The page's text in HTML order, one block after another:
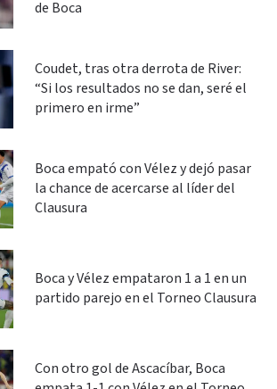
de Boca
Coudet, tras otra derrota de River:
“Si los resultados no se dan, seré el
primero en irme”
Boca empató con Vélez y dejó pasar
la chance de acercarse al líder del
Clausura
Boca y Vélez empataron 1 a 1 en un
partido parejo en el Torneo Clausura
Con otro gol de Ascacíbar, Boca